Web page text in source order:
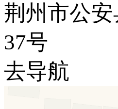
荆州市公
37号
去导航